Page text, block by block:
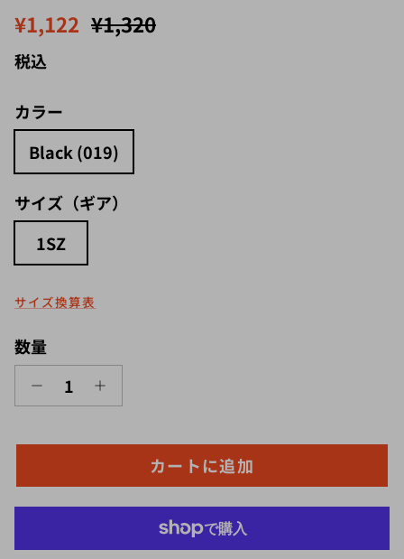
セール価格
¥1,122 定価
¥1,320
税込
カラー
Black (019)
サイズ（ギア）
1SZ
サイズ換算表
数量
カートに追加